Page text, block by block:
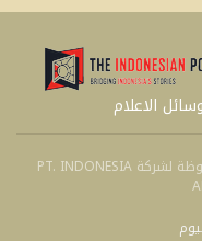
الاعلام
© 2026 إندونيسيا اليوم. جميع الحقوق محفوظة لشركة PT. INDONESIA